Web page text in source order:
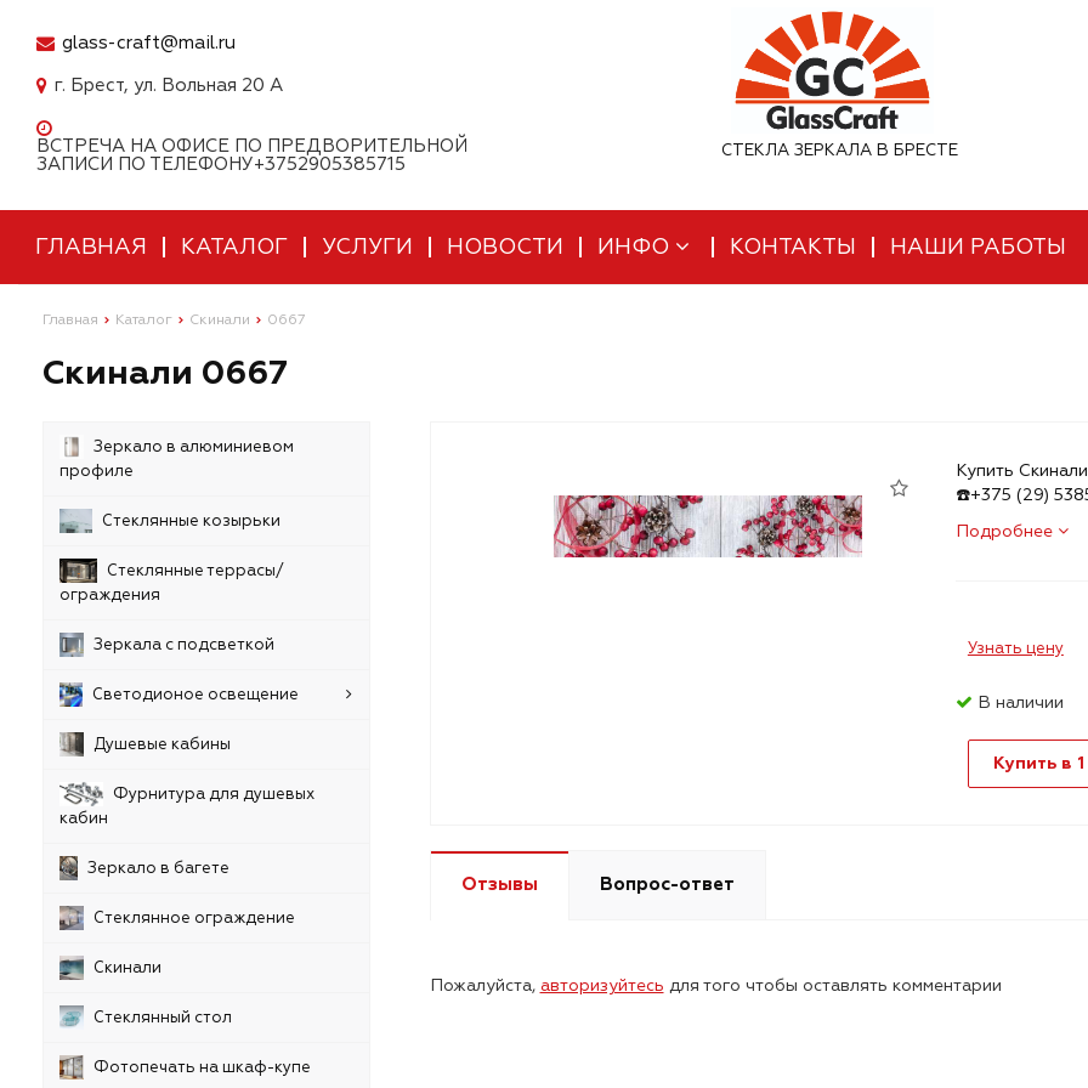
glass-craft@mail.ru
г. Брест, ул. Вольная 20 А
ВСТРЕЧА НА ОФИСЕ ПО ПРЕДВОРИТЕЛЬНОЙ
ЗАПИСИ ПО ТЕЛЕФОНУ+3752905385715
СТЕКЛА ЗЕРКАЛА В БРЕСТЕ
ГЛАВНАЯ КАТАЛОГ УСЛУГИ НОВОСТИ ИНФО КОНТАКТЫ НАШИ РАБОТЫ
Главная Каталог Скинали 0667
Скинали 0667
Зеркало в алюминиевом
профиле
Стеклянные козырьки
Стеклянные террасы/
ограждения
Зеркала с подсветкой
Светодионое освещение
Душевые кабины
Фурнитура для душевых
кабин
Зеркало в багете
Стеклянное ограждение
Скинали
Стеклянный стол
Фотопечать на шкаф-купе
Купить
☎️+375 (29)
Подробнее
Узнать цену
В наличии
Купить в
Отзывы Вопрос-ответ
Пожалуйста, авторизуйтесь для того чтобы оставлять комментарии